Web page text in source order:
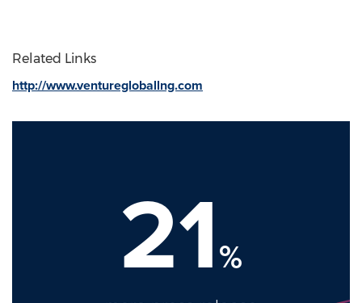
Related Links
http://www.venturegloballng.com
21%